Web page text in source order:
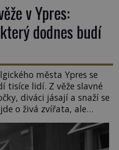
v Ypres:
dodnes budí
města Ypres se
tisíce lidí. Z věže slavné
diváci jásají a snaží se
o živá zvířata, ale
Kdysi to ale bylo jinak.
jeden z
nejkrutějších zvyků […]